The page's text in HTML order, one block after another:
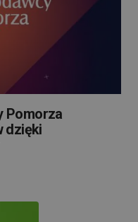
Pomorza
dzięki